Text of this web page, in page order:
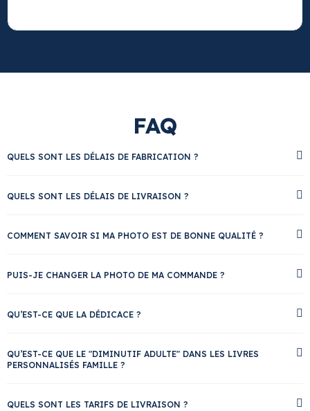
FAQ
QUELS SONT LES DÉLAIS DE FABRICATION ?
QUELS SONT LES DÉLAIS DE LIVRAISON ?
COMMENT SAVOIR SI MA PHOTO EST DE BONNE QUALITÉ ?
PUIS-JE CHANGER LA PHOTO DE MA COMMANDE ?
QU’EST-CE QUE LA DÉDICACE ?
QU’EST-CE QUE LE "DIMINUTIF ADULTE" DANS LES LIVRES
PERSONNALISÉS FAMILLE ?
QUELS SONT LES TARIFS DE LIVRAISON ?